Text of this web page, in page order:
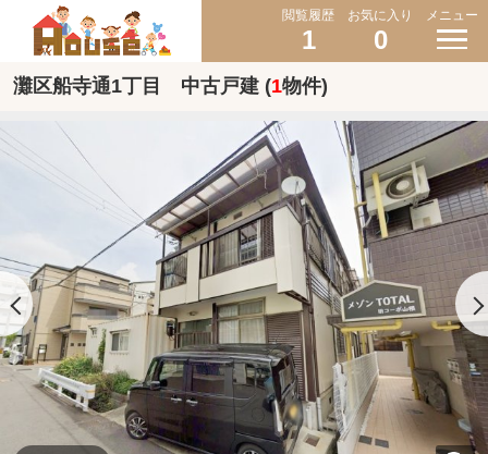
閲覧履歴
1
お気に入り
0
メニュー
灘区船寺通1丁目 中古戸建 (1物件)